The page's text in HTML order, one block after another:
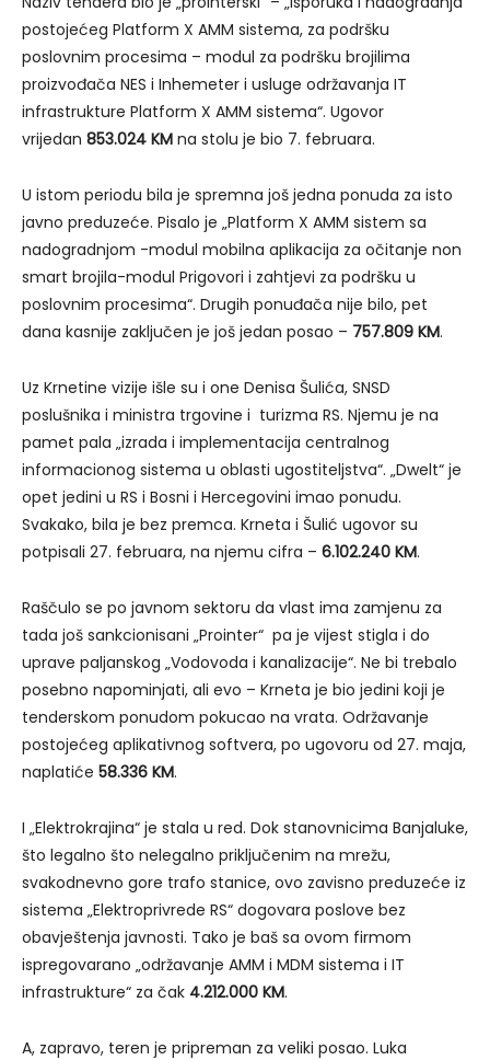
postojećeg Platform X AMM sistema, za podršku
poslovnim procesima – modul za podršku brojilima
proizvođača NES i Inhemeter i usluge održavanja IT
infrastrukture Platform X AMM sistema“. Ugovor
vrijedan 853.024 KM na stolu je bio 7. februara.
U istom periodu bila je spremna još jedna ponuda za isto
javno preduzeće. Pisalo je „Platform X AMM sistem sa
nadogradnjom -modul mobilna aplikacija za očitanje non
smart brojila-modul Prigovori i zahtjevi za podršku u
poslovnim procesima“. Drugih ponuđača nije bilo, pet
dana kasnije zaključen je još jedan posao – 757.809 KM.
Uz Krnetine vizije išle su i one Denisa Šulića, SNSD
poslušnika i ministra trgovine i turizma RS. Njemu je na
pamet pala „izrada i implementacija centralnog
informacionog sistema u oblasti ugostiteljstva“. „Dwelt“ je
opet jedini u RS i Bosni i Hercegovini imao ponudu.
Svakako, bila je bez premca. Krneta i Šulić ugovor su
potpisali 27. februara, na njemu cifra – 6.102.240 KM.
Raščulo se po javnom sektoru da vlast ima zamjenu za
tada još sankcionisani „Prointer“ pa je vijest stigla i do
uprave paljanskog „Vodovoda i kanalizacije“. Ne bi trebalo
posebno napominjati, ali evo – Krneta je bio jedini koji je
tenderskom ponudom pokucao na vrata. Održavanje
postojećeg aplikativnog softvera, po ugovoru od 27. maja,
naplatiće 58.336 KM.
I „Elektrokrajina“ je stala u red. Dok stanovnicima Banjaluke,
što legalno što nelegalno priključenim na mrežu,
svakodnevno gore trafo stanice, ovo zavisno preduzeće iz
sistema „Elektroprivrede RS“ dogovara poslove bez
obavještenja javnosti. Tako je baš sa ovom firmom
ispregovarano „održavanje AMM i MDM sistema i IT
infrastrukture“ za čak 4.212.000 KM.
A, zapravo, teren je pripreman za veliki posao. Luka